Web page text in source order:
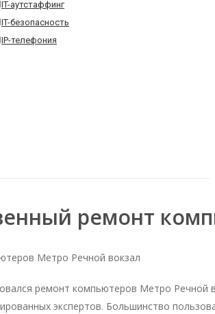
IT-аутстаффинг
IT-безопасность
IP-телефония
ремонт
ремонт компьютеров Метро Речной
экспертов. Большинство